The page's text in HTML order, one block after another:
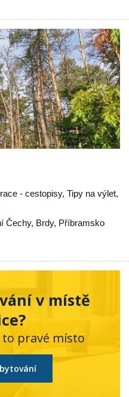
- cestopisy, Tipy na výlet,
Čechy, Brdy, Příbramsko
v místě
to pravé místo